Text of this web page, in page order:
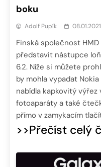
boku
Adolf Pupík 08.01.2021
Finská společnost
představit nástupce
6.2. Níže si můžete
by mohla vypadat
nabídla kapkovitý výřez
fotoaparáty a také
přímo v zamykacím
>>Přečíst celý